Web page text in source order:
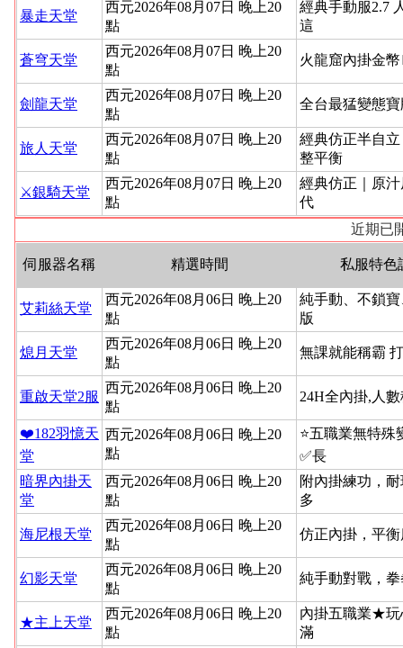
暴走天堂
西元2026年08月07日 晚上20
點
經典手動服2.7
這
蒼穹天堂
西元2026年08月07日 晚上20
點
火龍窟內掛金
劍龍天堂
西元2026年08月07日 晚上20
點
全台最猛變態寶
旅人天堂
西元2026年08月07日 晚上20
點
經典仿正半自
整平衡
⚔️銀騎天堂
西元2026年08月07日 晚上20
點
經典仿正｜原
代
近期已
伺服器名稱 精選時間 私服特色
艾莉絲天堂
西元2026年08月06日 晚上20
點
純手動、不鎖
版
熄月天堂
西元2026年08月06日 晚上20
點
無課就能稱霸
重啟天堂2服
西元2026年08月06日 晚上20
點
24H全內掛,人
❤️182羽憶天
堂
西元2026年08月06日 晚上20
點
⭐️五職業無特殊
✅長
暗界內掛天
堂
西元2026年08月06日 晚上20
點
附內掛練功，
多
海尼根天堂
西元2026年08月06日 晚上20
點
仿正內掛，平
幻影天堂
西元2026年08月06日 晚上20
點
純手動對戰，
★主上天堂
西元2026年08月06日 晚上20
點
內掛五職業★玩
滿